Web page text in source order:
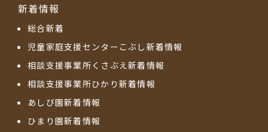
新着情報
総合新着
児童家庭支援センターこぶし新着情報
相談支援事業所くさぶえ新着情報
相談支援事業所ひかり新着情報
あしび園新着情報
ひまり園新着情報